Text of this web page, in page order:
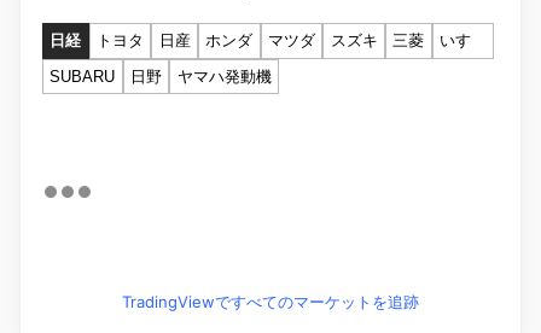
日経 トヨタ 日産 ホンダ マツダ スズキ 三菱
いすゞ
SUBARU
日野 ヤマハ発動機
TradingViewですべてのマーケットを追跡